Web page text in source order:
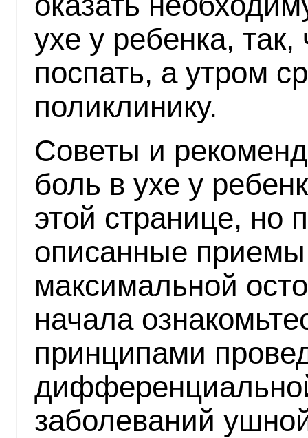
ухе у ребенка,
поспать, а утром
поликлинику.
Советы и
боль в ухе у
этой странице, но
описанные приемы
максимальной
начала
принципами
заболеваний